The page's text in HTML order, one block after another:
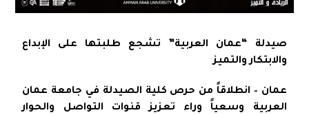
صيدلة “عمان العربية” تشجع طلبتها على الإبداع
والابتكار والتميز
عمان – انطلاقاً من حرص كلية الصيدلة في جامعة عمان
العربية وسعياً وراء تعزيز قنوات التواصل والحوار